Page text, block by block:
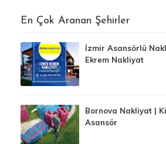
En Çok Aranan Şehirler
İzmir Asansörlü
Ekrem Nakliyat
Bornova Nakliyat |
Asansör